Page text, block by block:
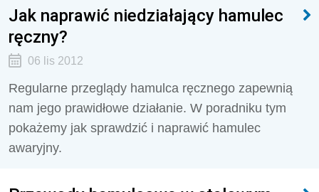
Jak naprawić niedziałający hamulec
ręczny?
06 lis 2012
Regularne przeglądy hamulca ręcznego zapewnią
nam jego prawidłowe działanie. W poradniku tym
pokażemy jak sprawdzić i naprawić hamulec
awaryjny.